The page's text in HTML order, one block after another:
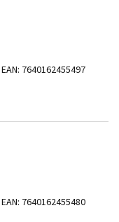
EAN: 7640162455497
EAN: 7640162455480